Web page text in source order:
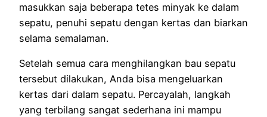
masukkan saja beberapa tetes minyak ke dalam
sepatu, penuhi sepatu dengan kertas dan biarkan
selama semalaman.
Setelah semua cara menghilangkan bau sepatu
tersebut dilakukan, Anda bisa mengeluarkan
kertas dari dalam sepatu. Percayalah, langkah
yang terbilang sangat sederhana ini mampu